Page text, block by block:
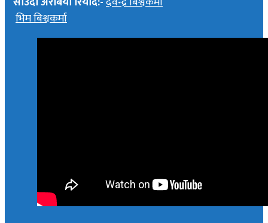
भिम बिश्वकर्मा